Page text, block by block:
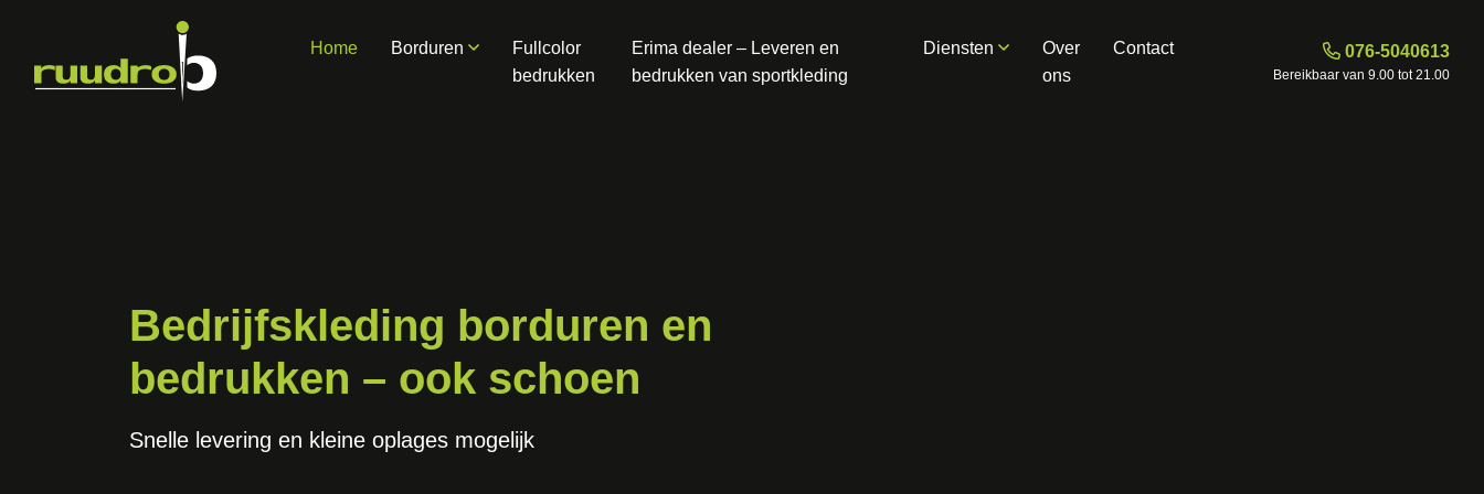
076-5040613
Bereikbaar van 9.00 tot 21.00
Home Borduren
Fullcolor
bedrukken
Erima dealer – Leveren en
bedrukken van sportkleding
Diensten
Over
ons
Contact
Bedrijfskleding borduren en
bedrukken – ook schoen
Snelle levering en kleine oplages mogelijk